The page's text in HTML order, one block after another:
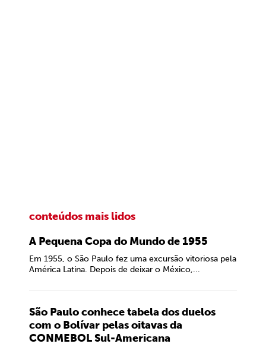
conteúdos mais lidos
A Pequena Copa do Mundo de 1955
Em 1955, o São Paulo fez uma excursão vitoriosa pela
América Latina. Depois de deixar o México,...
São Paulo conhece tabela dos duelos
com o Bolívar pelas oitavas da
CONMEBOL Sul-Americana